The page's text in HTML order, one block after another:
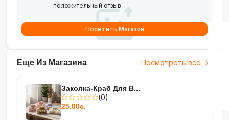
Еще Из Магазина Посмотреть все
Заколка-Краб Для В...
(0)
25.00с.
положительный отзыв
Посетить Магазин